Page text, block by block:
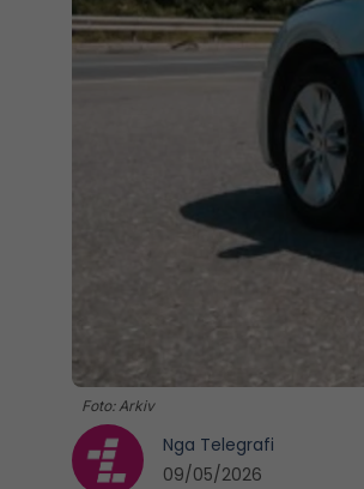
Foto: Arkiv
Nga Telegrafi
09/05/2026